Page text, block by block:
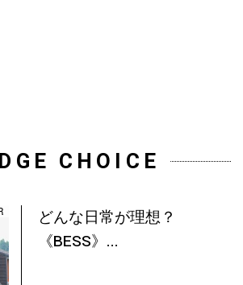
CHOICE
どんな日常が理想？
《BESS》...